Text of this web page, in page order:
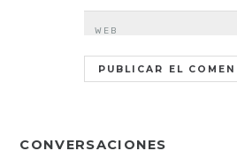
WEB
CONVERSACIONES